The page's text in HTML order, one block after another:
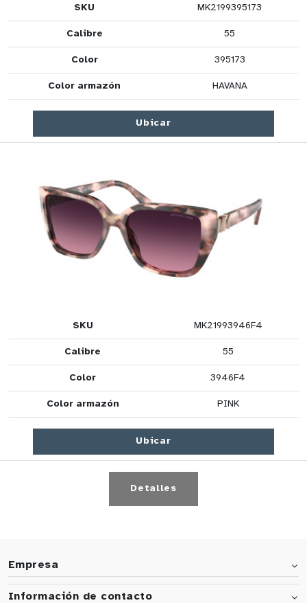
SKU MK2199395173
Calibre 55
Color 395173
Color armazón HAVANA
Ubicar
SKU MK21993946F4
Calibre 55
Color 3946F4
Color armazón PINK
Ubicar
Detalles
Empresa
Información de contacto